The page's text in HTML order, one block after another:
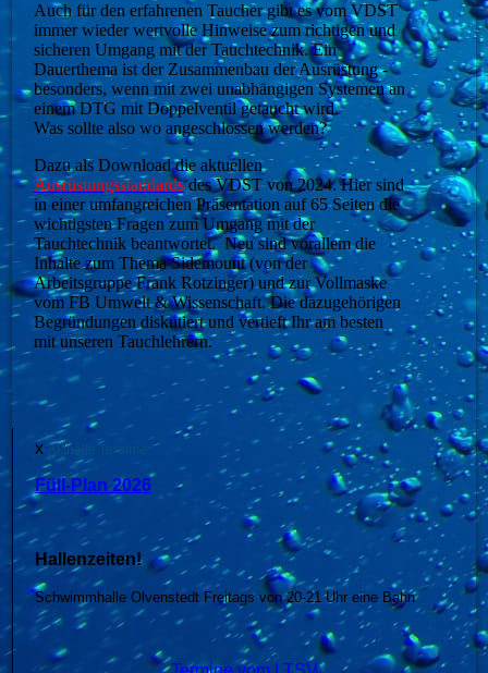
Auch für den erfahrenen Taucher gibt es vom VDST
immer wieder wertvolle Hinweise zumrichtigen und
sicheren Umgang mit der Tauchtechnik. Ein
Dauerthema ist der Zusammenbau der Ausrüstung -
besonders, wenn mit zwei unabhängigen Systemen an
einem DTG mit Doppelventil getaucht wird.
Was sollte also wo angeschlossen werden?
Dazu als Download die aktuellen
Ausrüstungsstandardsdes VDST von 2024. Hier sind
in einer umfangreichen Präsentation auf 65 Seiten die
wichtigsten Fragen zum Umgang mit der
Tauchtechnik beantwortet. Neu sind vorallem die
Inhalte zum Thema Sidemount (von der
Arbeitsgruppe Frank Rotzinger) und zur Vollmaske
vom FB Umwelt & Wissenschaft. Die dazugehörigen
Begründungen diskutiert und vertieft Ihr am besten
mit unseren Tauchlehrern.
x Aktuelle Termine :
Füll-Plan 2026
Hallenzeiten!
Schwimmhalle Olvenstedt Freitags von 20-21 Uhr eine Bahn